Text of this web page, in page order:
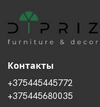
Контакты
+375445445772
+375445680035